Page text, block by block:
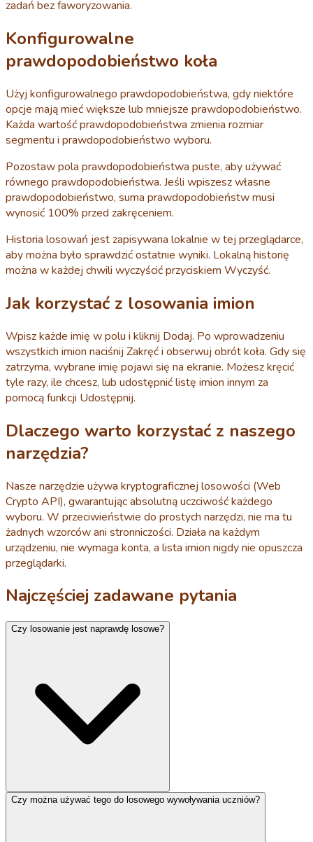
zadań bez faworyzowania.
Konfigurowalne
prawdopodobieństwo koła
Użyj konfigurowalnego prawdopodobieństwa, gdy niektóre
opcje mają mieć większe lub mniejsze prawdopodobieństwo.
Każda wartość prawdopodobieństwa zmienia rozmiar
segmentu i prawdopodobieństwo wyboru.
Pozostaw pola prawdopodobieństwa puste, aby używać
równego prawdopodobieństwa. Jeśli wpiszesz własne
prawdopodobieństwo, suma prawdopodobieństw musi
wynosić 100% przed zakręceniem.
Historia losowań jest zapisywana lokalnie w tej przeglądarce,
aby można było sprawdzić ostatnie wyniki. Lokalną historię
można w każdej chwili wyczyścić przyciskiem Wyczyść.
Jak korzystać z losowania imion
Wpisz każde imię w polu i kliknij Dodaj. Po wprowadzeniu
wszystkich imion naciśnij Zakręć i obserwuj obrót koła. Gdy się
zatrzyma, wybrane imię pojawi się na ekranie. Możesz kręcić
tyle razy, ile chcesz, lub udostępnić listę imion innym za
pomocą funkcji Udostępnij.
Dlaczego warto korzystać z naszego
narzędzia?
Nasze narzędzie używa kryptograficznej losowości (Web
Crypto API), gwarantując absolutną uczciwość każdego
wyboru. W przeciwieństwie do prostych narzędzi, nie ma tu
żadnych wzorców ani stronniczości. Działa na każdym
urządzeniu, nie wymaga konta, a lista imion nigdy nie opuszcza
przeglądarki.
Najczęściej zadawane pytania
Czy losowanie jest naprawdę losowe?
Czy można używać tego do losowego wywoływania uczniów?